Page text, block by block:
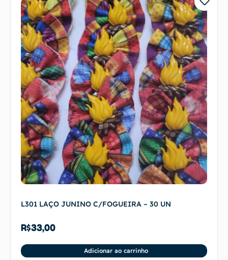
L301 LAÇO JUNINO C/FOGUEIRA – 30 UN
R$33,00
Adicionar ao carrinho